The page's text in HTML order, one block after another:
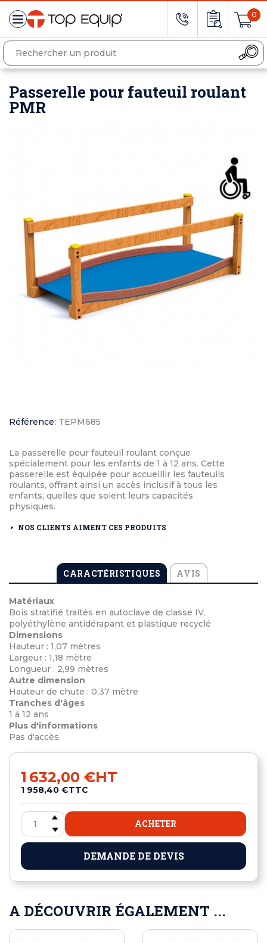
0
Passerelle pour fauteuil roulant
PMR
Référence: TEPM685
La passerelle pour fauteuil roulant conçue
spécialement pour les enfants de 1 à 12 ans. Cette
passerelle est équipée pour accueillir les fauteuils
roulants, offrant ainsi un accès inclusif à tous les
enfants, quelles que soient leurs capacités
physiques.
NOS CLIENTS AIMENT CES PRODUITS
CARACTÉRISTIQUES AVIS
Matériaux
Bois stratifié traités en autoclave de classe IV,
polyéthylène antidérapant et plastique recyclé
Dimensions
Hauteur : 1,07 mètres
Largeur : 1,18 mètre
Longueur : 2,99 mètres
Autre dimension
Hauteur de chute : 0,37 mètre
Tranches d'âges
1 à 12 ans
Plus d'informations
Pas d'accès.
1 632,00 €HT
1 958,40 €TTC
ACHETER
DEMANDE DE DEVIS
A DÉCOUVRIR ÉGALEMENT ...